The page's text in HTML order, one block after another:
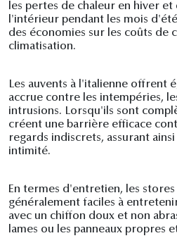
les pertes de chaleur en hiver
l'intérieur pendant les mois
des économies sur les coûts de
climatisation.
Les auvents à l'italienne offrent
accrue contre les intempéries,
intrusions. Lorsqu'ils sont
créent une barrière efficace
regards indiscrets, assurant
intimité.
En termes d'entretien, les
généralement faciles à
avec un chiffon doux et non
lames ou les panneaux propres